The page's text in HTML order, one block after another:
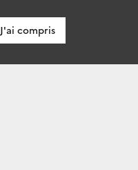
J'ai compris